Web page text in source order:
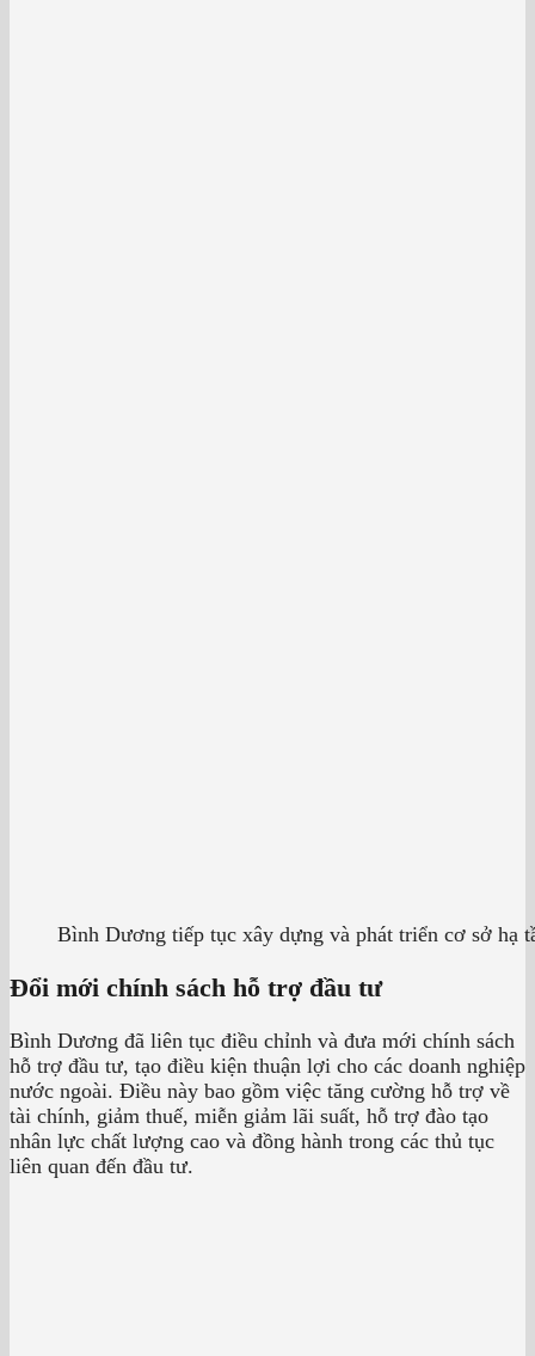
Bình Dương tiếp tục xây dựng và phát triển cơ sở hạ
Đổi mới chính sách hỗ trợ đầu tư
Bình Dương đã liên tục điều chỉnh và đưa mới chính sách
hỗ trợ đầu tư, tạo điều kiện thuận lợi cho các doanh nghiệp
nước ngoài. Điều này bao gồm việc tăng cường hỗ trợ về
tài chính, giảm thuế, miễn giảm lãi suất, hỗ trợ đào tạo
nhân lực chất lượng cao và đồng hành trong các thủ tục
liên quan đến đầu tư.